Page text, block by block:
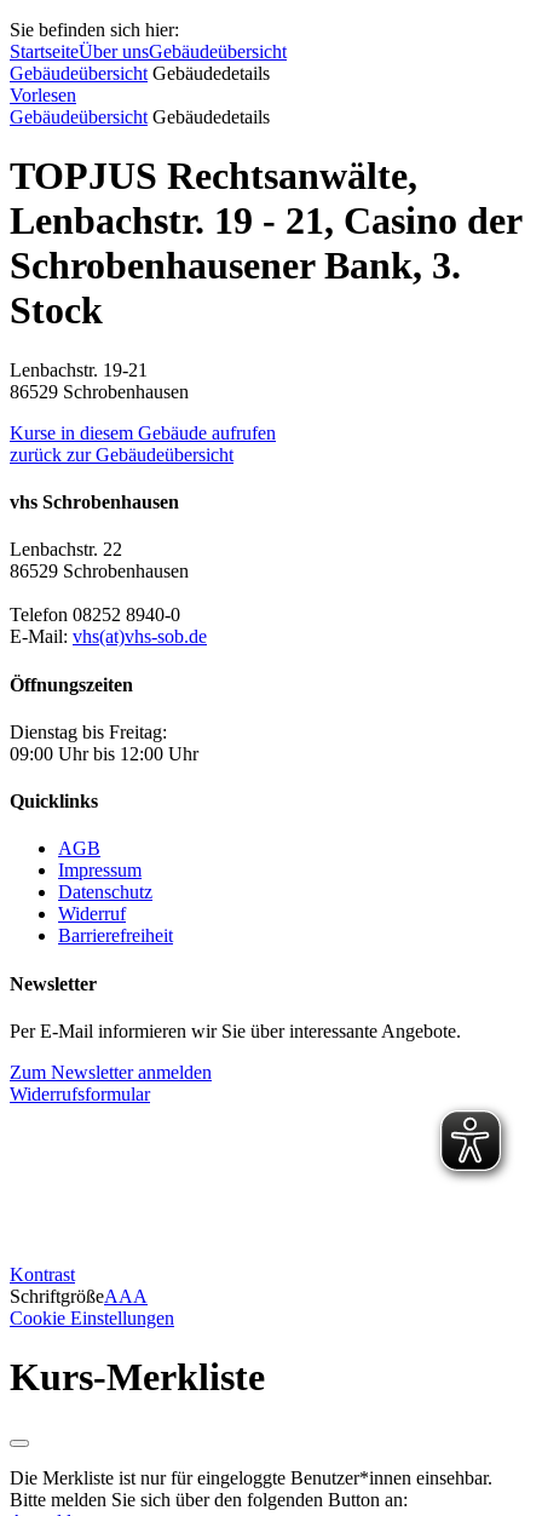
Sie befinden sich hier:
StartseiteÜber unsGebäudeübersicht
Gebäudeübersicht Gebäudedetails
Vorlesen
Gebäudeübersicht Gebäudedetails
TOPJUS Rechtsanwälte,
Lenbachstr. 19 - 21, Casino der
Schrobenhausener Bank, 3.
Stock
Lenbachstr. 19-21
86529 Schrobenhausen
Kurse in diesem Gebäude aufrufen
zurück zur Gebäudeübersicht
vhs Schrobenhausen
Lenbachstr. 22
86529 Schrobenhausen
Telefon 08252 8940-0
E-Mail: vhs(at)vhs-sob.de
Öffnungszeiten
Dienstag bis Freitag:
09:00 Uhr bis 12:00 Uhr
Quicklinks
AGB
Impressum
Datenschutz
Widerruf
Barrierefreiheit
Newsletter
Per E-Mail informieren wir Sie über interessante Angebote.
Zum Newsletter anmelden
Widerrufsformular
Kontrast
SchriftgrößeAAA
Cookie Einstellungen
Kurs-Merkliste
Die Merkliste ist nur für eingeloggte Benutzer*innen einsehbar.
Bitte melden Sie sich über den folgenden Button an: